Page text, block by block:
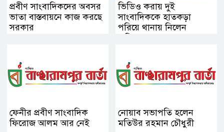
প্রবীণ সাংবাদিকদের অবসর
ভাতা বাস্তবায়নে কাজ করছে
সরকার
ভিডিও করায় দুই
সাংবাদিককে হাতকড়া
পরিয়ে থানায় নিলেন
ফেনীর প্রবীণ সাংবাদিক
ফিরোজ আলম আর নেই
নোয়াব সভাপতি হলেন
মতিউর রহমান চৌধুরী